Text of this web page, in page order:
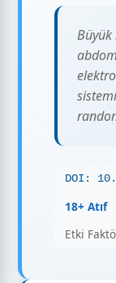
DOI:
18+ Atıf
Etki